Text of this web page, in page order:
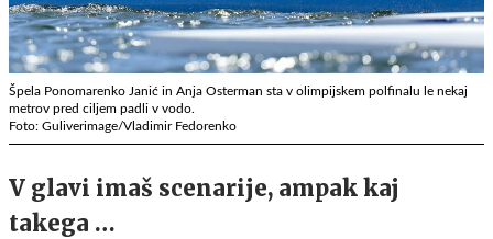
Špela Ponomarenko Janić in Anja Osterman sta v olimpijskem polfinalu le nekaj
metrov pred ciljem padli v vodo.
Foto: Guliverimage/Vladimir Fedorenko
V glavi imaš scenarije, ampak kaj
takega …